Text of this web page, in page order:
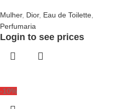
Mulher, Dior, Eau de Toilette
Perfumaria
Login to see prices
-10%